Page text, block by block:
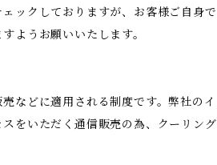
ックしておりますが、お客様ご自身
ようお願いいたします。
などに適用される制度です。弊社のイ
をいただく通信販売の為、クーリン